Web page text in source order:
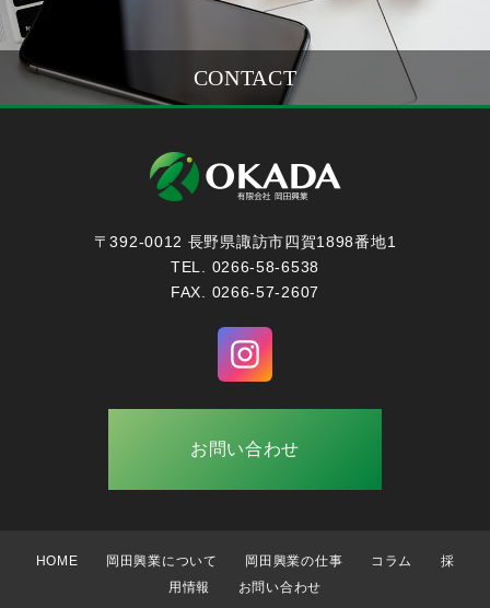
CONTACT
〒392-0012 長野県諏訪市四賀1898番地1
TEL. 0266-58-6538
FAX. 0266-57-2607
お問い合わせ
HOME 岡田興業について 岡田興業の仕事 コラム
採
用情報
お問い合わせ